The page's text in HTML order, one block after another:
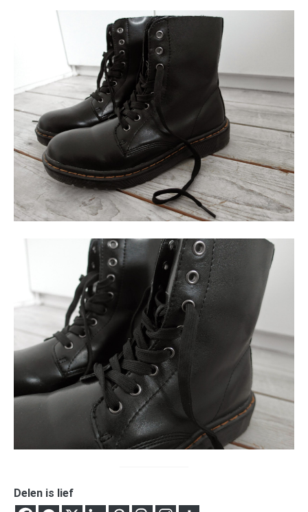
Delen is lief